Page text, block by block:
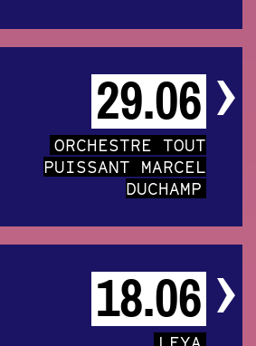
29.06
ORCHESTRE TOUT
PUISSANT MARCEL
DUCHAMP
18.06